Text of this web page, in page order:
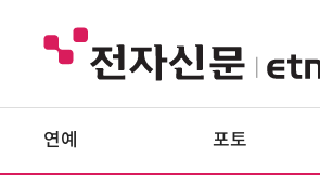
연예 포토